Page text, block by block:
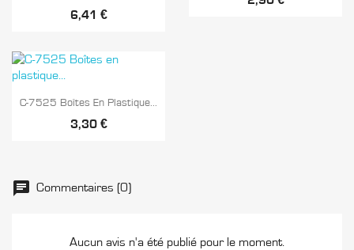
6,41 €
 Aperçu rapide
C-7525 Boîtes En Plastique...
3,30 €
Commentaires (0)
Aucun avis n'a été publié pour le moment.